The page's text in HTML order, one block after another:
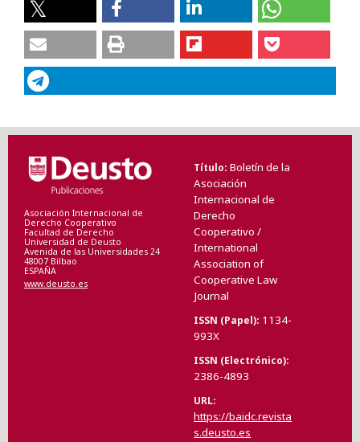
Asociación Internacional de
Derecho Cooperativo
Facultad de Derecho
Universidad de Deusto
Avenida de las Universidades 24
48007 Bilbao
ESPAÑA
www.deusto.es
Título Boletín de la
Asociación
Internacional de
Derecho
Cooperativo /
International
Association of
Cooperative Law
Journal
ISSN (Papel) 1134-
993X
ISSN (Electrónico)
2386-4893
URL
https://baidc.revista
s.deusto.es